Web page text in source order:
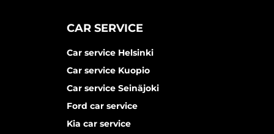
CAR SERVICE
Car service Helsinki
Car service Kuopio
Car service Seinäjoki
Ford car service
Kia car service